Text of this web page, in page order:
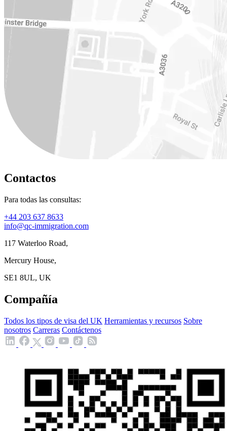
Contactos
Para todas las consultas:
+44 203 637 8633
info@qc-immigration.com
117 Waterloo Road,
Mercury House,
SE1 8UL, UK
Compañía
Todos los tipos de visa del UK Herramientas y recursos Sobre
nosotros Carreras Contáctenos